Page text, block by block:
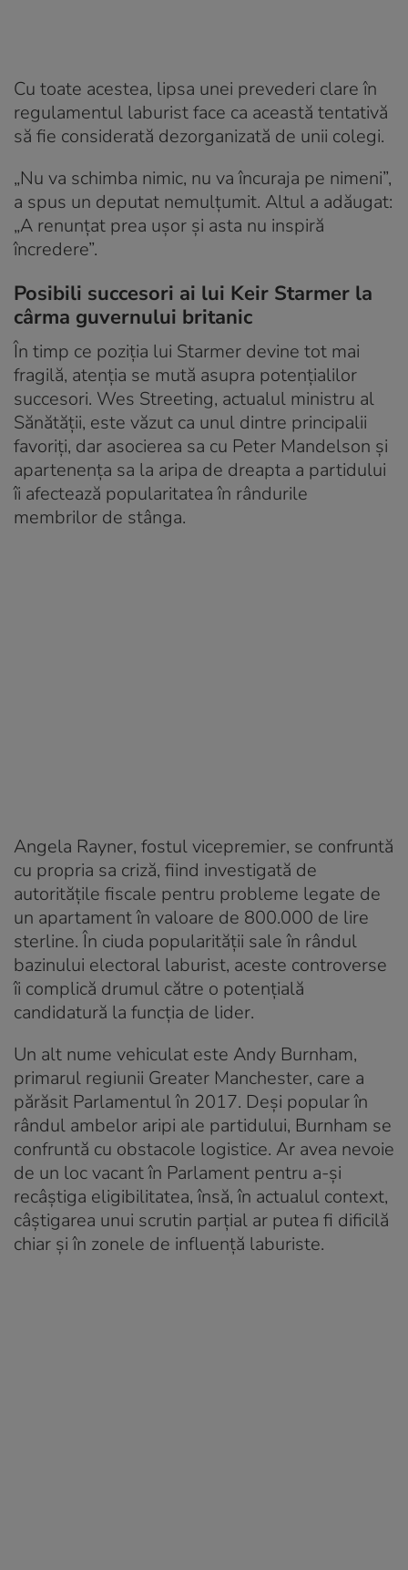
Cu toate acestea, lipsa unei prevederi clare în
regulamentul laburist face ca această tentativă
să fie considerată dezorganizată de unii colegi.
„Nu va schimba nimic, nu va încuraja pe nimeni”,
a spus un deputat nemulțumit. Altul a adăugat:
„A renunțat prea ușor și asta nu inspiră
încredere”.
Posibili succesori ai lui Keir Starmer la
cârma guvernului britanic
În timp ce poziția lui Starmer devine tot mai
fragilă, atenția se mută asupra potențialilor
succesori. Wes Streeting, actualul ministru al
Sănătății, este văzut ca unul dintre principalii
favoriți, dar asocierea sa cu Peter Mandelson și
apartenența sa la aripa de dreapta a partidului
îi afectează popularitatea în rândurile
membrilor de stânga.
Angela Rayner, fostul vicepremier, se confruntă
cu propria sa criză, fiind investigată de
autoritățile fiscale pentru probleme legate de
un apartament în valoare de 800.000 de lire
sterline. În ciuda popularității sale în rândul
bazinului electoral laburist, aceste controverse
îi complică drumul către o potențială
candidatură la funcția de lider.
Un alt nume vehiculat este Andy Burnham,
primarul regiunii Greater Manchester, care a
părăsit Parlamentul în 2017. Deși popular în
rândul ambelor aripi ale partidului, Burnham se
confruntă cu obstacole logistice. Ar avea nevoie
de un loc vacant în Parlament pentru a-și
recâștiga eligibilitatea, însă, în actualul context,
câștigarea unui scrutin parțial ar putea fi dificilă
chiar și în zonele de influență laburiste.